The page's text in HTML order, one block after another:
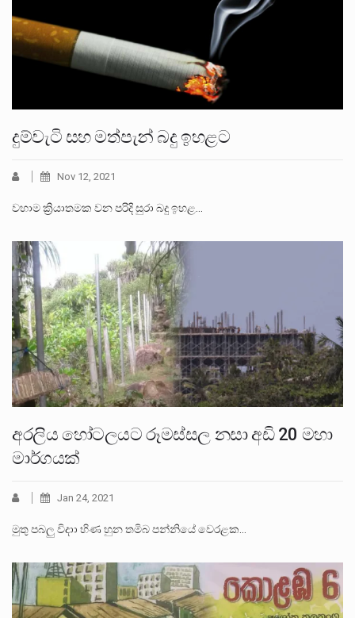
දුම්වැටි සහ මත්පැන් බදු ඉහළට
Nov 12, 2021
වහාම ක්‍රියාතමක වන පරිදි සුරා බදු ඉහළ…
අරලිය හෝටලයට රූමස්සල නසා අඩි 20 මහා
මාර්ගයක්
Jan 24, 2021
මුතු පබලු විදාා හිණ හුන තමිබ පන්නියේ වෙරළක…